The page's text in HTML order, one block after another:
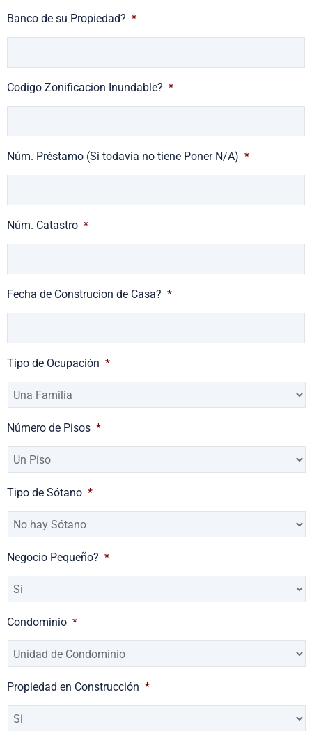
Banco de su Propiedad? *
Codigo Zonificacion Inundable? *
Núm. Préstamo (Si todavia no tiene Poner N/A) *
Núm. Catastro *
Fecha de Construcion de Casa? *
Tipo de Ocupación *
Número de Pisos *
Tipo de Sótano *
Negocio Pequeño? *
Condominio *
Propiedad en Construcción *